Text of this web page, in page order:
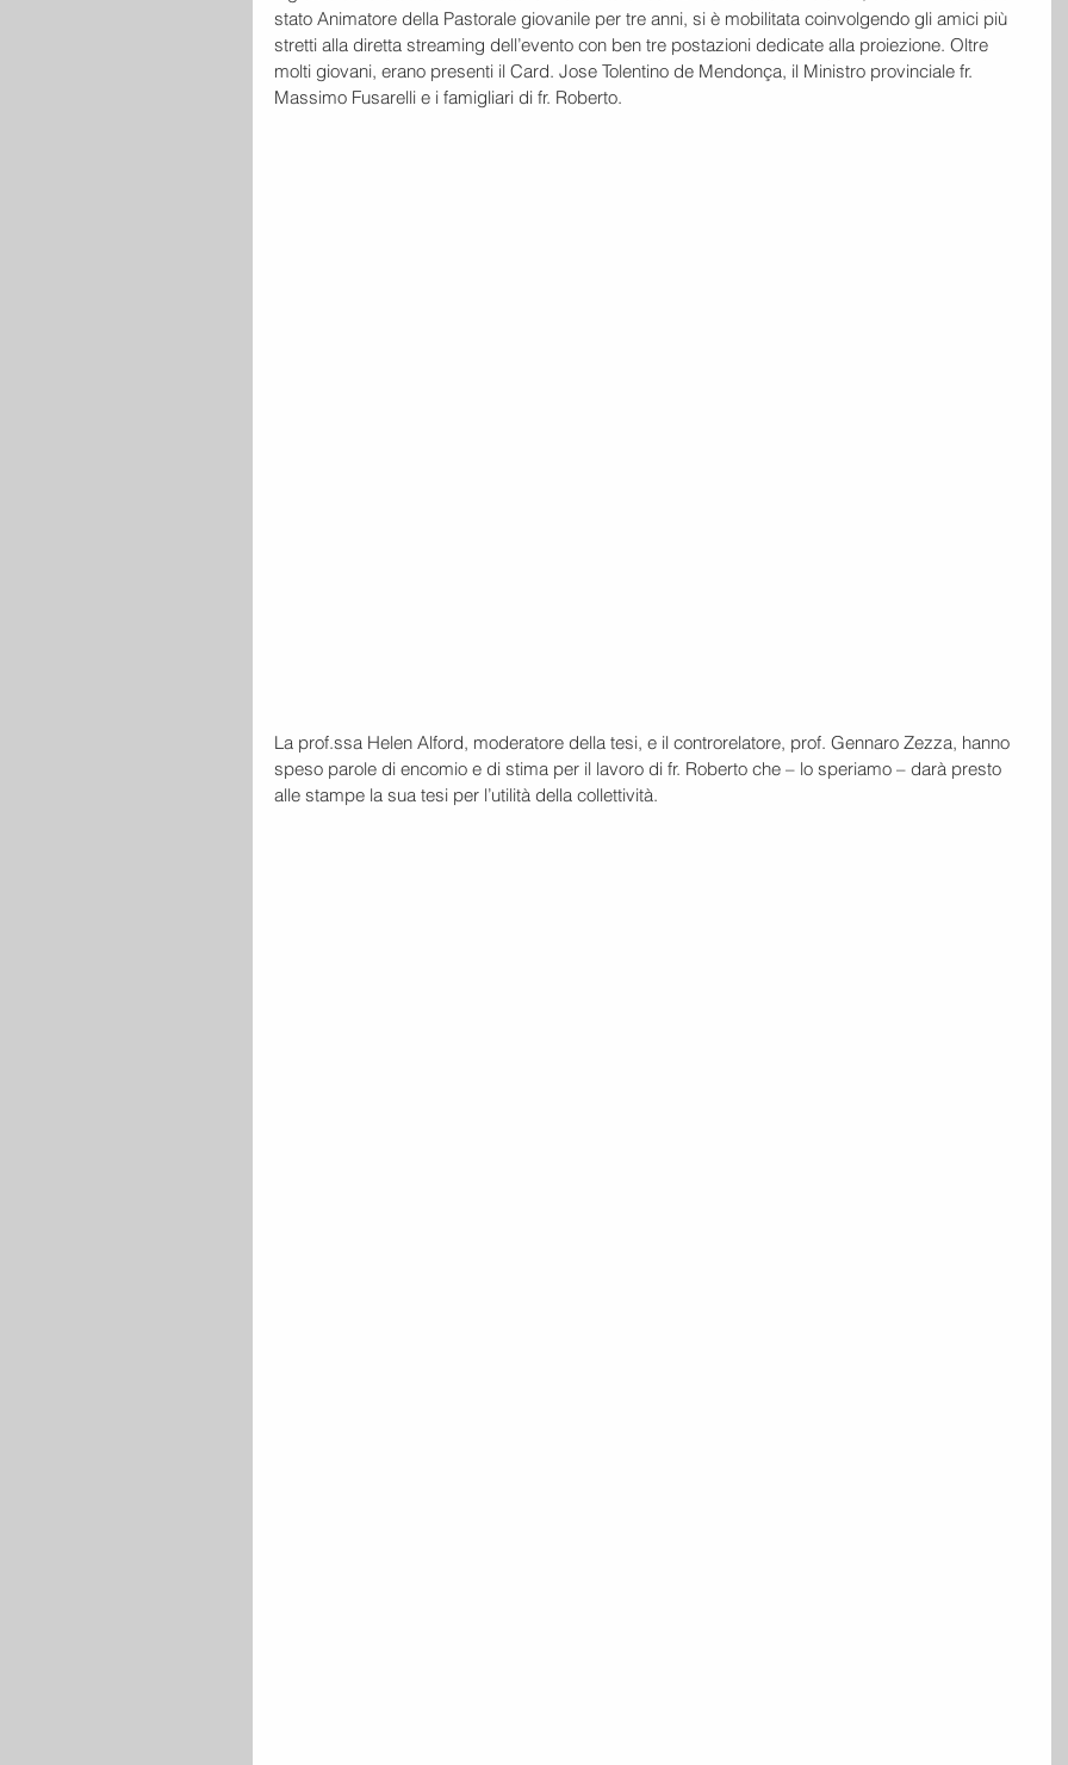
stato Animatore della Pastorale giovanile per tre anni, si è mobilitata coinvolgendo gli amici più
stretti alla diretta streaming dell’evento con ben tre postazioni dedicate alla proiezione. Oltre
molti giovani, erano presenti il Card. Jose Tolentino de Mendonça, il Ministro provinciale fr.
Massimo Fusarelli e i famigliari di fr. Roberto.
La prof.ssa Helen Alford, moderatore della tesi, e il controrelatore, prof. Gennaro Zezza, hanno
speso parole di encomio e di stima per il lavoro di fr. Roberto che – lo speriamo – darà presto
alle stampe la sua tesi per l’utilità della collettività.